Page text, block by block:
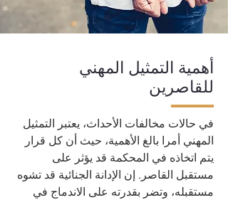
أهمية التمثيل المهني
للقاصرين
في حالات مخالفات الأحداث، يعتبر التمثيل
المهني أمرا بالغ الأهمية، حيث أن كل قرار
يتم اتخاذه في المحكمة قد يؤثر على
مستقبل القاصر. إن الإدانة الجنائية قد تشوه
مستقبله، وتضر بقدرته على الاندماج في